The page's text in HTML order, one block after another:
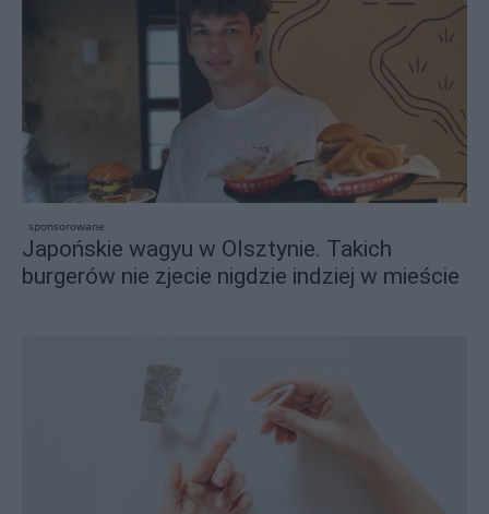
sponsorowane
Japońskie wagyu w Olsztynie. Takich
burgerów nie zjecie nigdzie indziej w mieście